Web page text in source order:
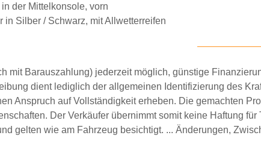
der Mittelkonsole, vorn
in Silber / Schwarz, mit Allwetterreifen
mit Barauszahlung) jederzeit möglich, günstige
dient lediglich der allgemeinen Identifizierung des
Anspruch auf Vollständigkeit erheben. Die gemachten
Der Verkäufer übernimmt somit keine Haftung
gelten wie am Fahrzeug besichtigt. ... Änderungen,